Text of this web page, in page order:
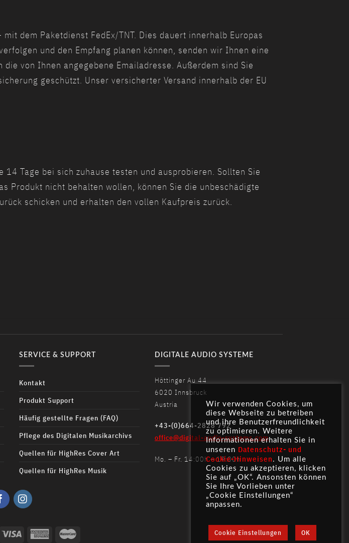
dem Paketdienst FedEx/TNT. Dies dauert innerhalb Europas
und den Empfang planen können, senden wir Ihnen eine
von Ihnen angegebene Emailadresse. Außerdem sind Sie
geschützt. Unser versicherter Versand innerhalb der EU
Tage bei sich zuhause testen und ausprobieren. Sollten Sie
Produkt nicht behalten wollen, können Sie die unbeschädigte
schicken und erhalten den vollen Kaufpreis zurück.
SERVICE & SUPPORT
Kontakt
Produkt Support
Häufig gestellte Fragen (FAQ)
Pflege des Digitalen Musikarchivs
Quellen für HighRes Cover Art
Quellen für HighRes Musik
DIGITALE AUDIO SYSTEME
Höttinger Au 44
6020 Innsbruck
Austria
+43-(0)664-2828 792
office@digital-audio-systems.com
Mo. – Fr. 14:00h – 19:00h
Wir verwenden Cookies, um
diese Webseite zu betreiben
und ihre Benutzerfreundlichkeit
zu optimieren. Weitere
Informationen erhalten Sie in
unseren Datenschutz- und
Cookie-Hinweisen . Um alle
Cookies zu akzeptieren, klicken
Sie auf „OK“. Ansonsten können
Sie Ihre Vorlieben unter
„Cookie Einstellungen“
anpassen.
Cookie Einstellungen OK